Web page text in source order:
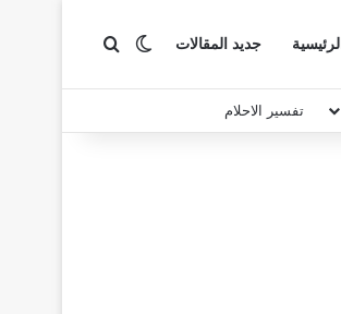
الرئيسية جديد المقالات الوضع المظلم
تفسير الاحلام